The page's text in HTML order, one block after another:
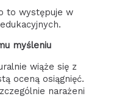
to występuje w
myśleniu
wiąże się z
oceną osiągnięć.
narażeni